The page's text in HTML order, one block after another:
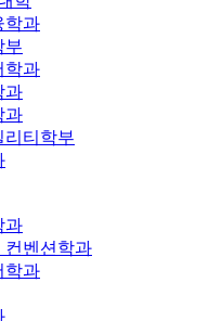
학과
부
학과
과
과
리티학부
과
컨벤션학과
학과